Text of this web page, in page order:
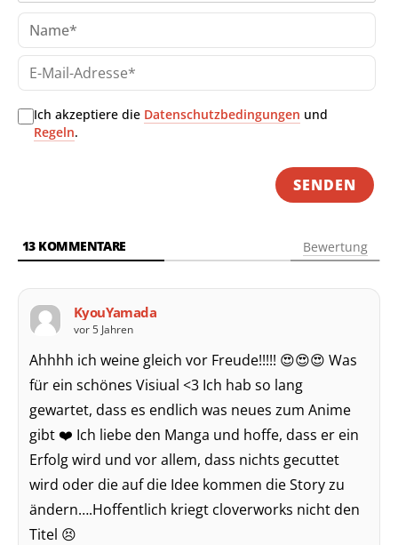
E-
Ich akzeptiere die Datenschutzbedingungen und
Regeln.
13KOMMENTARE Bewertung
KyouYamada
vor 5 Jahren
Ahhhh ich weine gleich vor Freude!!!!! 😍😍😍 Was
für ein schönes Visiual <3 Ich hab so lang
gewartet, dass es endlich was neues zum Anime
gibt ❤️ Ich liebe den Manga und hoffe, dass er ein
Erfolg wird und vor allem, dass nichts gecuttet
wird oder die auf die Idee kommen die Story zu
ändern….Hoffentlich kriegt cloverworks nicht den
Titel 😣